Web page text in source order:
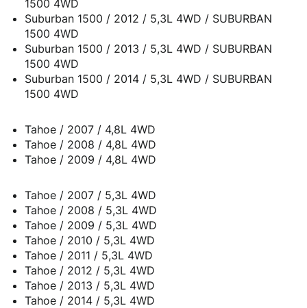
1500 4WD
Suburban 1500 / 2012 / 5,3L 4WD / SUBURBAN
1500 4WD
Suburban 1500 / 2013 / 5,3L 4WD / SUBURBAN
1500 4WD
Suburban 1500 / 2014 / 5,3L 4WD / SUBURBAN
1500 4WD
Tahoe / 2007 / 4,8L 4WD
Tahoe / 2008 / 4,8L 4WD
Tahoe / 2009 / 4,8L 4WD
Tahoe / 2007 / 5,3L 4WD
Tahoe / 2008 / 5,3L 4WD
Tahoe / 2009 / 5,3L 4WD
Tahoe / 2010 / 5,3L 4WD
Tahoe / 2011 / 5,3L 4WD
Tahoe / 2012 / 5,3L 4WD
Tahoe / 2013 / 5,3L 4WD
Tahoe / 2014 / 5,3L 4WD